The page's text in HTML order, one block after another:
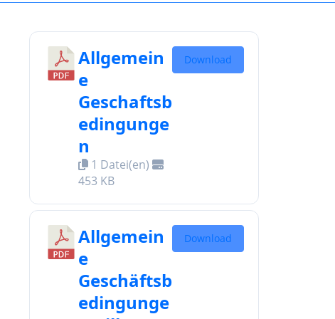
Allgemein
e
Geschaftsb
edingunge
n
1 Datei(en)
453 KB
Download
Allgemein
e
Geschäftsb
edingunge
Download